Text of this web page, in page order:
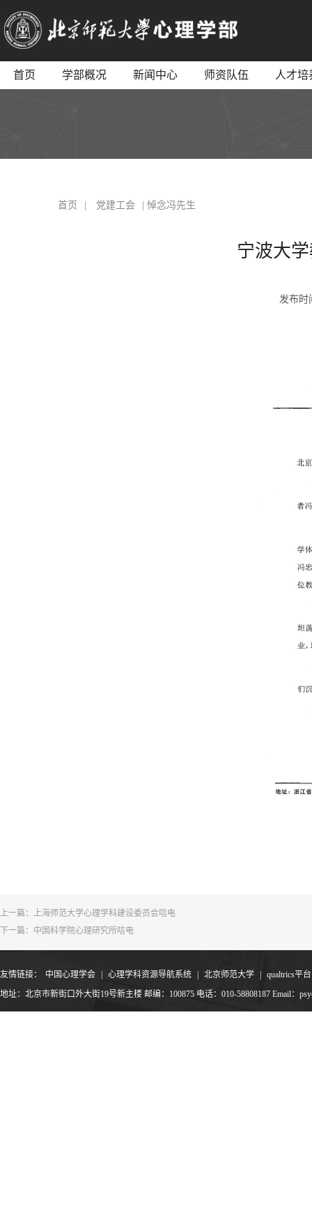
首页 学部概况 新闻中心 师资队伍 人才培
首页 党建工会 | 悼念冯先生
宁波大
发布
上一篇： 上海师范大学心理学科建设委员会唁电
下一篇： 中国科学院心理研究所唁电
友情链接： 中国心理学会 心理学科资源导航系统 北京师范大学
qualtrics平台
地址：北京市新街口外大街19号新主楼 邮编：100875 电话：010-58808187 Email：